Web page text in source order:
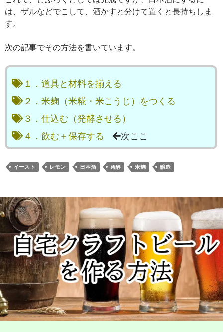
は、ザルなどでこして、 酒かすと分けて置くと長持ちしま
す。
次の記事でその方法を書いています。
１．道具と材料を揃える
２．米麹（米糀・米こうじ）をつくる
３．仕込む（発酵させる）
４．飲む＋保存する
次ここ
イースト レモン 日本酒 発酵 米麹 醸造